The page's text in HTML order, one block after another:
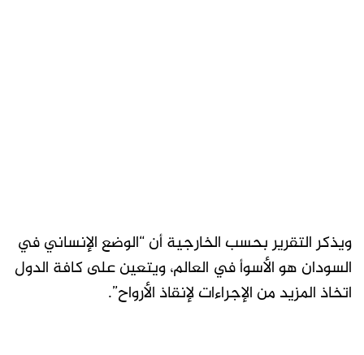
ويذكر التقرير بحسب الخارجية أن “الوضع الإنساني في
السودان هو الأسوأ في العالم، ويتعين على كافة الدول
اتخاذ المزيد من الإجراءات لإنقاذ الأرواح”.